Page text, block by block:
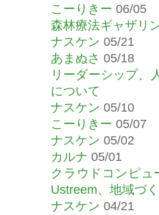
こーりきー 06/05
森林療法ギャザリ
ナスケン 05/21
あまぬさ 05/18
リーダーシップ、
について
ナスケン 05/10
こーりきー 05/07
ナスケン 05/02
カルナ 05/01
クラウドコンピュ
Ustreem、地域づ
ナスケン 04/21